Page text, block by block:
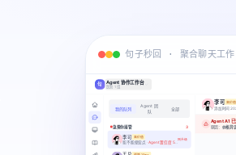
句子秒回 · 聚合聊天工作